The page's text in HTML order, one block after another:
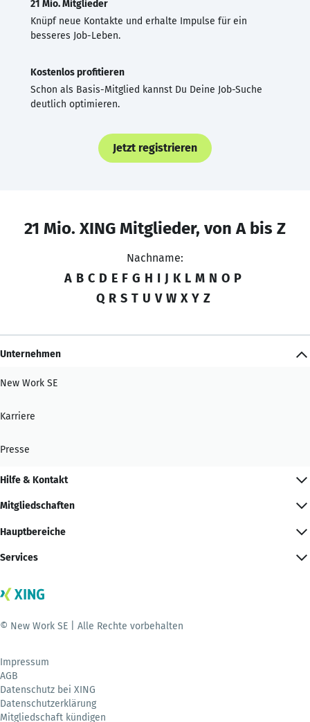
21 Mio. Mitglieder
Knüpf neue Kontakte und erhalte Impulse für ein
besseres Job-Leben.
Kostenlos profitieren
Schon als Basis-Mitglied kannst Du Deine Job-Suche
deutlich optimieren.
Jetzt registrieren
21 Mio. XING Mitglieder, von A bis Z
Nachname:
A B C D E F G H I J K L M N O P
Q R S T U V W X Y Z
Unternehmen
New Work SE
Karriere
Presse
Hilfe & Kontakt
Mitgliedschaften
Hauptbereiche
Services
© New Work SE | Alle Rechte vorbehalten
Impressum
AGB
Datenschutz bei XING
Datenschutzerklärung
Mitgliedschaft kündigen